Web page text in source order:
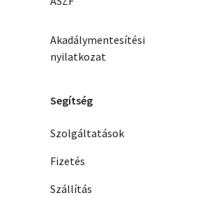
Akadálymentesítési
nyilatkozat
Segítség
Szolgáltatások
Fizetés
Szállítás